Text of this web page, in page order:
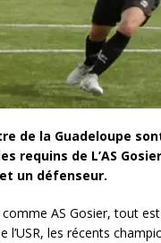
de la Guadeloupe
requins de L’AS
un défenseur.
AS Gosier, tout
l’USR, les récents